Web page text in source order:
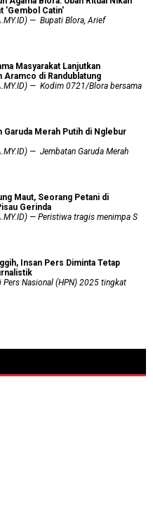
'Gembol Catin'
— Bupati Blora, Arief
Masyarakat Lanjutkan
Aramco di Randublatung
— Kodim 0721/Blora bersama
Garuda Merah Putih di Nglebur
— Jembatan Garuda Merah
Maut, Seorang Petani di
Gerinda
— Peristiwa tragis menimpa S
Insan Pers Diminta Tetap
Nasional (HPN) 2025 tingkat